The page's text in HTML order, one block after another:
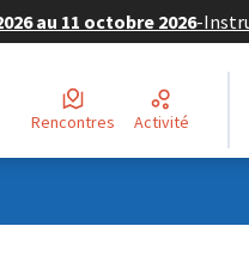
au 11 octobre 2026-
Rencontres Activité